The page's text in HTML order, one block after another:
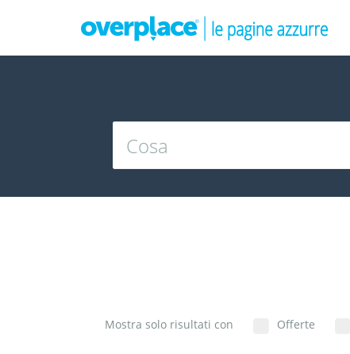
Mostra solo risultati con Offerte